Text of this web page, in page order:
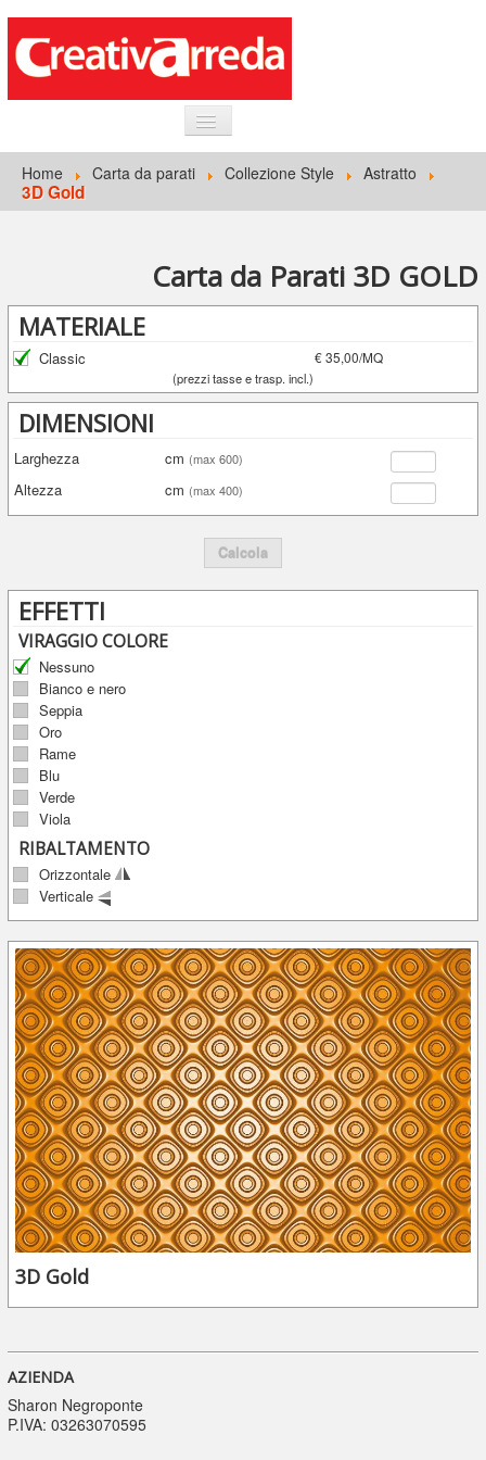
HOME
INFORMAZIONI GENERALI
Home Carta da parati Collezione Style Astratto
3D Gold
Carta da Parati 3D GOLD
MATERIALE
Classic € 35,00/MQ
(prezzi tasse e trasp. incl.)
DIMENSIONI
Larghezza cm (max 600)
Altezza cm (max 400)
Calcola
EFFETTI
VIRAGGIO COLORE
Nessuno
Bianco e nero
Seppia
Oro
Rame
Blu
Verde
Viola
RIBALTAMENTO
Orizzontale
Verticale
3D Gold
AZIENDA
Sharon Negroponte
P.IVA: 03263070595